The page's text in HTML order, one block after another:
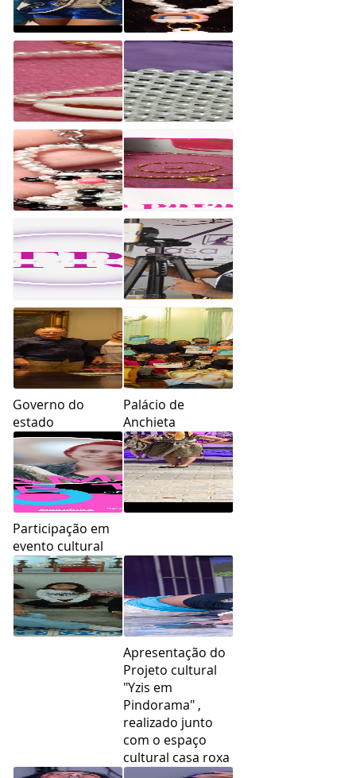
Governo do
estado
Palácio de
Anchieta
Participação em
evento cultural
Apresentação do
Projeto cultural
"Yzis em
Pindorama" ,
realizado junto
com o espaço
cultural casa roxa